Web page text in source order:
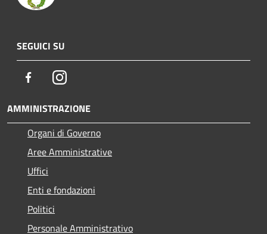
SEGUICI SU
FacebookInstagram
AMMINISTRAZIONE
Organi di Governo
Aree Amministrative
Uffici
Enti e fondazioni
Politici
Personale Amministrativo